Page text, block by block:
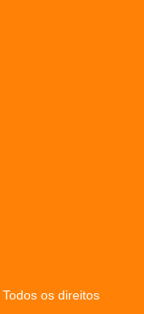
os direitos